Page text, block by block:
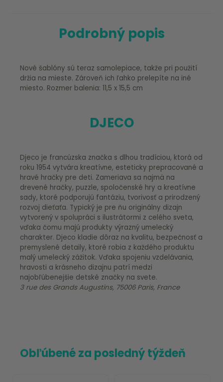
Podrobný popis
Nové šablóny sú teraz samolepiace, takže pri použití
držia na mieste. Zároveň ich ľahko prelepíte na iné
miesto. Rozmer balenia: 11,5 x 15,5 cm
DJECO
Djeco je francúzska značka s dlhou tradíciou, ktorá od
roku 1954 vytvára kreatívne, esteticky prepracované a
hravé hračky pre deti. Zameriava sa najmä na
drevené hračky, puzzle, spoločenské hry a kreatívne
sady, ktoré podporujú fantáziu, tvorivosť a prirodzený
rozvoj dieťaťa. Typický je pre ňu originálny dizajn
vytvorený v spolupráci s ilustrátormi z celého sveta,
vďaka čomu majú produkty výrazný umelecký
charakter. Djeco kladie dôraz na kvalitu, bezpečnosť a
premyslené detaily, ktoré robia z každého produktu
malý umelecký zážitok. Vďaka spojeniu vzdelávania,
hravosti a krásneho dizajnu patrí medzi
najobľúbenejšie detské značky na svete.
3 rue des Grands Augustins, 75006 Paris, France
Obľúbené za posledný týždeň